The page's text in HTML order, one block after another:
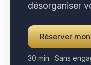
désorganiser
Réserver
30 min · Sans